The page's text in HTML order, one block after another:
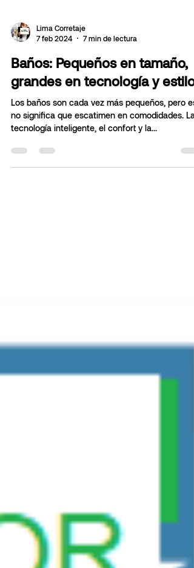
Baños: Pequeños en tamaño,
grandes en tecnología y estilo
Los baños son cada vez más pequeños, pero
no significa que escatimen en comodidades. La